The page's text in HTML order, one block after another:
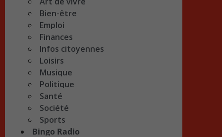
Bien-être
Emploi
Finances
Infos citoyennes
Loisirs
Musique
Politique
Santé
Société
Sports
Bingo Radio